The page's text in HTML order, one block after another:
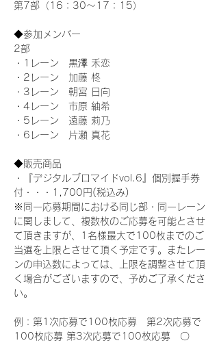
第7部（16：30～17：15）
◆参加メンバー
2部
・1レーン　黒澤 禾恋
・2レーン　加藤 柊
・3レーン　朝宮 日向
・4レーン　市原 紬希
・5レーン　遠藤 莉乃
・6レーン　片瀬 真花
◆販売商品
・『デジタルブロマイドvol.6』個別握手券
付・・・1,700円(税込み)
※同一応募期間における同じ部・同一レーン
に関しまして、複数枚のご応募を可能とさせ
て頂きますが、1名様最大で100枚までのご
当選を上限とさせて頂く予定です。またレー
ンの申込数によっては、上限を調整させて頂
く場合がございますので、予めご了承くださ
い。
例：第1次応募で100枚応募　第2次応募で
100枚応募 第3次応募で100枚応募　〇